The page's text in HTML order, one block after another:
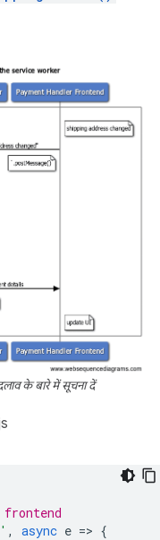
के बारे में सूचना दें
frontend
, async e => {